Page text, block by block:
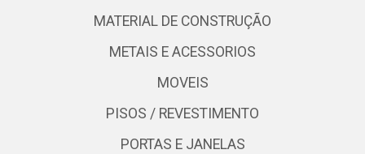
MATERIAL DE CONSTRUÇÃO
METAIS E ACESSORIOS
MOVEIS
PISOS / REVESTIMENTO
PORTAS E JANELAS